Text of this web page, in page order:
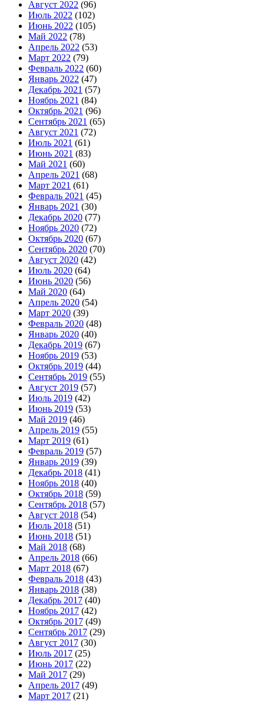
Август 2022 (96)
Июль 2022 (102)
Июнь 2022 (105)
Май 2022 (78)
Апрель 2022 (53)
Март 2022 (79)
Февраль 2022 (60)
Январь 2022 (47)
Декабрь 2021 (57)
Ноябрь 2021 (84)
Октябрь 2021 (96)
Сентябрь 2021 (65)
Август 2021 (72)
Июль 2021 (61)
Июнь 2021 (83)
Май 2021 (60)
Апрель 2021 (68)
Март 2021 (61)
Февраль 2021 (45)
Январь 2021 (30)
Декабрь 2020 (77)
Ноябрь 2020 (72)
Октябрь 2020 (67)
Сентябрь 2020 (70)
Август 2020 (42)
Июль 2020 (64)
Июнь 2020 (56)
Май 2020 (64)
Апрель 2020 (54)
Март 2020 (39)
Февраль 2020 (48)
Январь 2020 (40)
Декабрь 2019 (67)
Ноябрь 2019 (53)
Октябрь 2019 (44)
Сентябрь 2019 (55)
Август 2019 (57)
Июль 2019 (42)
Июнь 2019 (53)
Май 2019 (46)
Апрель 2019 (55)
Март 2019 (61)
Февраль 2019 (57)
Январь 2019 (39)
Декабрь 2018 (41)
Ноябрь 2018 (40)
Октябрь 2018 (59)
Сентябрь 2018 (57)
Август 2018 (54)
Июль 2018 (51)
Июнь 2018 (51)
Май 2018 (68)
Апрель 2018 (66)
Март 2018 (67)
Февраль 2018 (43)
Январь 2018 (38)
Декабрь 2017 (40)
Ноябрь 2017 (42)
Октябрь 2017 (49)
Сентябрь 2017 (29)
Август 2017 (30)
Июль 2017 (25)
Июнь 2017 (22)
Май 2017 (29)
Апрель 2017 (49)
Март 2017 (21)